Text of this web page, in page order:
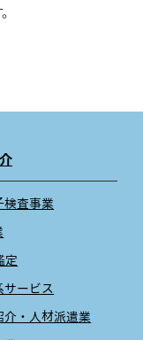
検査事業
定
サービス
介・人材派遣業